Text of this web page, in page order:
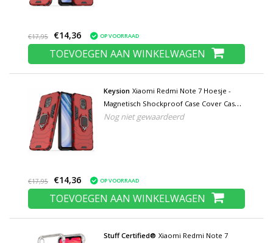
€17,95 €14,36 OP VOORRAAD
TOEVOEGEN AAN WINKELWAGEN
Keysion Xiaomi Redmi Note 7 Hoesje -
Magnetisch Shockproof Case Cover Cas
TPU Rood + Kickstand
Nog niet gewaardeerd
€17,95 €14,36 OP VOORRAAD
TOEVOEGEN AAN WINKELWAGEN
Stuff Certified® Xiaomi Redmi Note 7